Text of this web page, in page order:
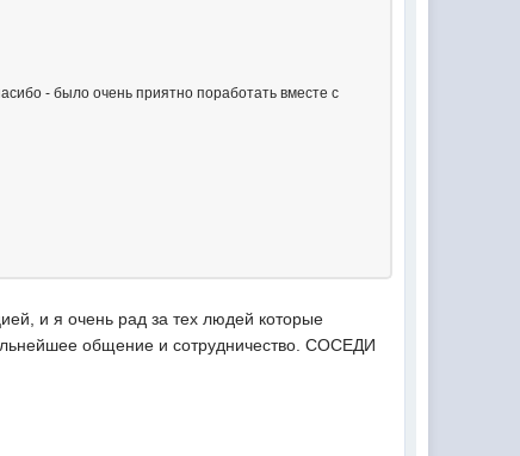
- было очень приятно поработать вместе с
и я очень рад за тех людей которые
общение и сотрудничество. СОСЕДИ